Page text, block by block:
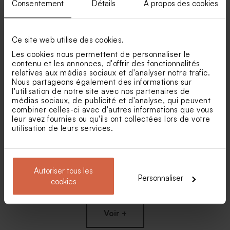
Consentement Détails À propos des cookies
Ce site web utilise des cookies.
Les cookies nous permettent de personnaliser le
contenu et les annonces, d'offrir des fonctionnalités
relatives aux médias sociaux et d'analyser notre trafic.
Nous partageons également des informations sur
l'utilisation de notre site avec nos partenaires de
médias sociaux, de publicité et d'analyse, qui peuvent
combiner celles-ci avec d'autres informations que vous
leur avez fournies ou qu'ils ont collectées lors de votre
utilisation de leurs services.
Autoriser tous les
cookies
Personnaliser
horizontale petit format effetpetit format effet brillant
volets effet brillant
rectangulaire effet brillant
Voir +